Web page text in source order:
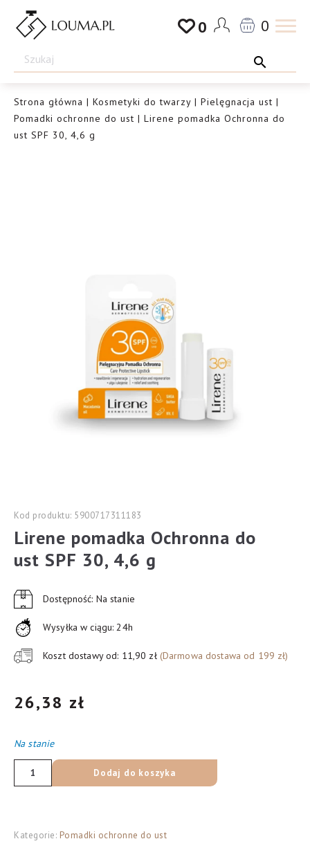
Przejdź
Drogeria
Louma.pl
0 0
Strona główna | Kosmetyki do twarzy | Pielęgnacja ust |
Pomadki ochronne do ust | Lirene pomadka Ochronna do
ust SPF 30, 4,6 g
Kod produktu: 5900717311183
Lirene pomadka Ochronna do
ust SPF 30, 4,6 g
Dostępność: Na stanie
Wysyłka w ciągu: 24h
Koszt dostawy od: 11,90 zł (Darmowa dostawa od 199 zł)
26,38 zł
Na stanie
ilość
Lirene
do
Dodaj do koszyka
Kategorie: Pomadki ochronne do ust